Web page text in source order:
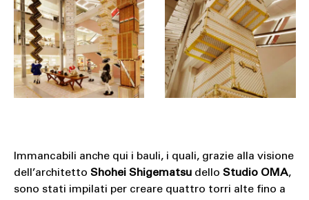
Immancabili anche qui i bauli, i quali, grazie alla visione
dell’architetto Shohei Shigematsudello Studio OMA,
sono stati impilati per creare quattro torri alte fino a